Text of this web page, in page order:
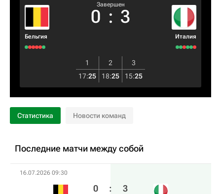
Бельгия
Завершен
0 : 3
Италия
1 2
3
17:25 18:25 15:25
Статистика Новости команд
Последние матчи между собой
16.07.2026 09:30
0 : 3